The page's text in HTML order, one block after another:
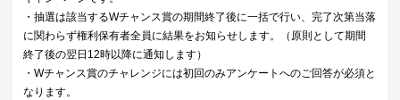
・抽選は該当するWチャンス賞の期間終了後に一括で行い、完了次第当落
に関わらず権利保有者全員に結果をお知らせします。（原則として期間
終了後の翌日12時以降に通知します）
・Wチャンス賞のチャレンジには初回のみアンケートへのご回答が必須と
なります。